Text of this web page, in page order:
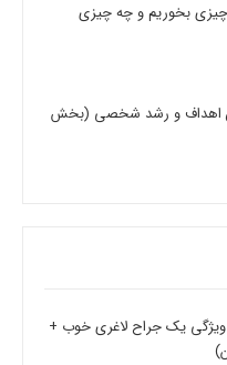
بخوریم و چه چیزی
اهداف و رشد شخصی (بخش
بهترین جراح لاغری (9 ویژگی یک جراح لاغری خوب +